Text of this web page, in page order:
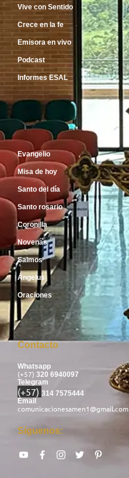
Vive con Sentido
Crece en la fe
Emisora en vivo
Podcast
Informes ESAL
Inicio
Evangelio
Misa de hoy
Santo del día
Santo rosario
Coronilla
Novenas
Salmos
Ángelus
Oraciones
Contacto
Whatsapp
(+57) 320 6940097
Telegram
(+57) 314 7575444
Email
comunicacionesamen1@gmail.com
Síguenos: